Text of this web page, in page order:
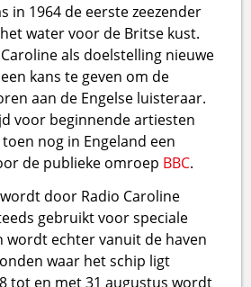
in 1964 de eerste zeezender
water voor de Britse kust.
als doelstelling nieuwe
kans te geven om de
aan de Engelse luisteraar.
voor beginnende artiesten
nog in Engeland een
de publieke omroep BBC.
wordt door Radio Caroline
gebruikt voor speciale
wordt echter vanuit de haven
waar het schip ligt
tot en met 31 augustus wordt